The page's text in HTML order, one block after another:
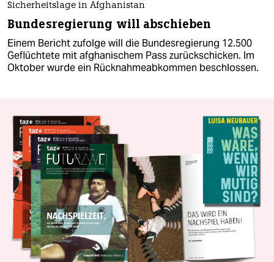
Sicherheitslage in Afghanistan
Bundesregierung will abschieben
Einem Bericht zufolge will die Bundesregierung 12.500
Geflüchtete mit afghanischem Pass zurückschicken. Im
Oktober wurde ein Rücknahmeabkommen beschlossen.